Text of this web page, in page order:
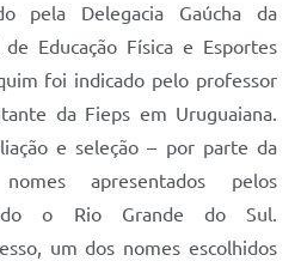
pela Delegacia Gaúcha da
Educação Física e Esportes
foi indicado pelo professor
da Fieps em Uruguaiana.
e seleção – por parte da
apresentados pelos
o Rio Grande do Sul.
um dos nomes escolhidos